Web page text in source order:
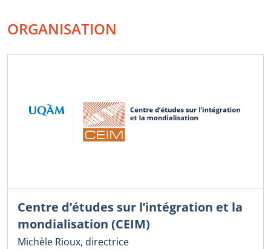
ORGANISATION
Centre d’études sur l’intégration et la
mondialisation (CEIM)
Michèle Rioux, directrice